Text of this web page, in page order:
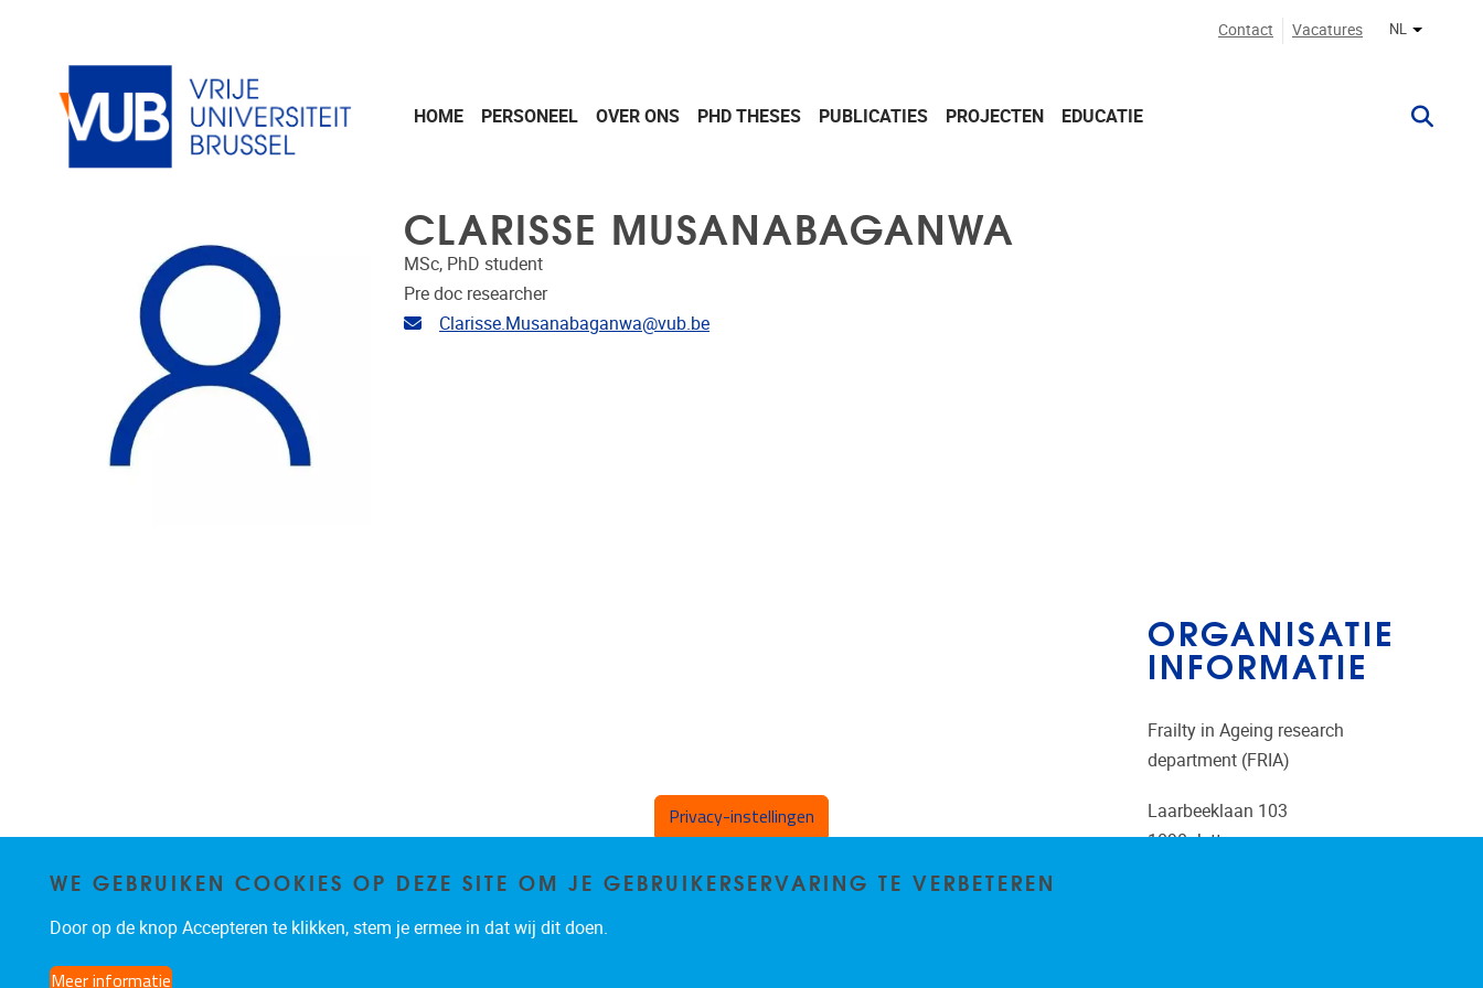
Contact Vacatures NL Andere
HOME PERSONEEL OVER ONS PHD THESES PUBLICATIES PROJECTEN EDUCATIE
CLARISSE MUSANABAGANWA
MSc, PhD student
Pre doc researcher
E-mailadres
Clarisse.Musanabaganwa@vub.be
ORGANISATIE
INFORMATIE
Frailty in Ageing research
department (FRIA)
Laarbeeklaan 103
1090 Jette
Privacy-instellingen
WE GEBRUIKEN COOKIES OP DEZE SITE OM JE GEBRUIKERSERVARING TE VERBETEREN
Door op de knop Accepteren te klikken, stem je ermee in dat wij dit doen.
Meer informatie